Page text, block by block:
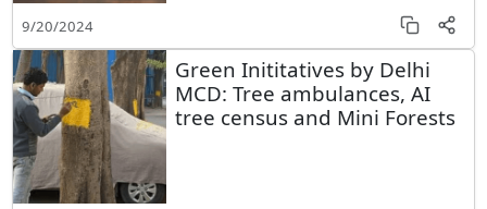
9/20/2024
Green Inititatives by Delhi
MCD: Tree ambulances, AI
tree census and Mini Forests